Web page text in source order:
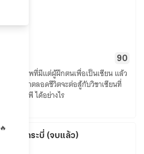
90
ามาในภพที่มีแต่ผู้ฝึกตนเพื่อเป็นเซียน แล้ว
ยฝึกฝนมาตลอดชีวิตจะต่อสู้กับวิชาเซียนที่
ล ผ่าปฐพี ได้อย่างไร
ารหนึ่งกระบี่ (จบแล้ว)